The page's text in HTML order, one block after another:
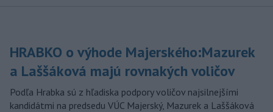
HRABKO o výhode Majerského:Mazurek
a Laššáková majú rovnakých voličov
Podľa Hrabka sú z hľadiska podpory voličov najsilnejšími
kandidátmi na predsedu VÚC Majerský, Mazurek a Laššáková